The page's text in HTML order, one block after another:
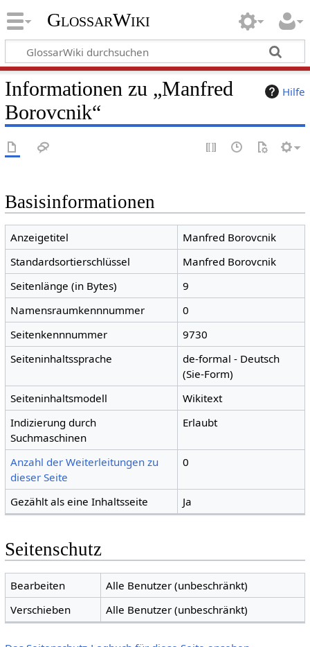
GlossarWiki
Hilfe
Informationen zu „Manfred
Borovcnik“
Basisinformationen
Anzeigetitel
Manfred Borovcnik
Standardsortierschlüssel
Manfred Borovcnik
Seitenlänge (in Bytes)
9
Namensraumkennnummer
0
Seitenkennnummer
9730
Seiteninhaltssprache
de-formal - Deutsch
(Sie-Form)
Seiteninhaltsmodell
Wikitext
Indizierung durch
Suchmaschinen
Erlaubt
Anzahl der Weiterleitungen zu
dieser Seite
0
Gezählt als eine Inhaltsseite Ja
Seitenschutz
Bearbeiten
Alle Benutzer (unbeschränkt)
Verschieben
Alle Benutzer (unbeschränkt)